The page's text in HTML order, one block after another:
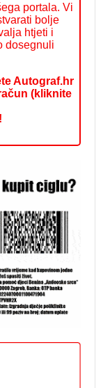
portala. Vi
bolje
htjeti i
dosegnuli
Autograf.hr
(kliknite